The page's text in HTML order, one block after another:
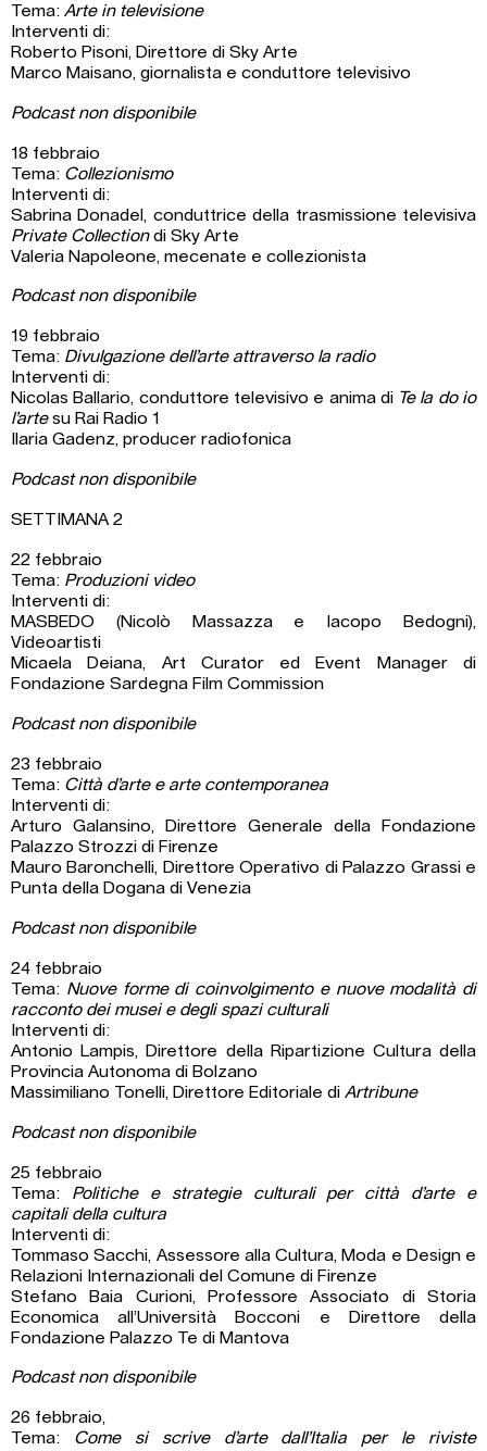
Tema: Arte in televisione
Interventi di:
Roberto Pisoni, Direttore di Sky Arte
Marco Maisano, giornalista e conduttore televisivo
Podcast non disponibile
18 febbraio
Tema: Collezionismo
Interventi di:
Sabrina Donadel, conduttrice della trasmissione televisiva
Private Collectiondi Sky Arte
Valeria Napoleone, mecenate e collezionista
Podcast non disponibile
19 febbraio
Tema: Divulgazione dell’arte attraverso la radio
Interventi di:
Nicolas Ballario, conduttore televisivo e anima di Te la do io
l’artesu Rai Radio 1
Ilaria Gadenz, producer radiofonica
Podcast non disponibile
SETTIMANA 2
22 febbraio
Tema: Produzioni video
Interventi di:
MASBEDO (Nicolò Massazza e Iacopo Bedogni),
Videoartisti
Micaela Deiana, Art Curator ed Event Manager di
Fondazione Sardegna Film Commission
Podcast non disponibile
23 febbraio
Tema: Città d’arte e arte contemporanea
Interventi di:
Arturo Galansino, Direttore Generale della Fondazione
Palazzo Strozzi di Firenze
Mauro Baronchelli, Direttore Operativo di Palazzo Grassi e
Punta della Dogana di Venezia
Podcast non disponibile
24 febbraio
Tema: Nuove forme di coinvolgimento e nuove modalità di
racconto dei musei e degli spazi culturali
Interventi di:
Antonio Lampis, Direttore della Ripartizione Cultura della
Provincia Autonoma di Bolzano
Massimiliano Tonelli, Direttore Editoriale di Artribune
Podcast non disponibile
25 febbraio
Tema: Politiche e strategie culturali per città d’arte e
capitali della cultura
Interventi di:
Tommaso Sacchi, Assessore alla Cultura, Moda e Design e
Relazioni Internazionali del Comune di Firenze
Stefano Baia Curioni, Professore Associato di Storia
Economica all’Università Bocconi e Direttore della
Fondazione Palazzo Te di Mantova
Podcast non disponibile
26 febbraio,
Tema: Come si scrive d’arte dall’Italia per le riviste